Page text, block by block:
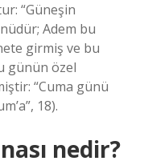
“Güneşin
Adem bu
girmiş ve bu
günün özel
“Cuma günü
18).
nedir?